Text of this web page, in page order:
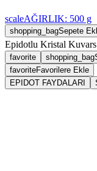
scaleAĞIRLIK: 500 g
shopping_bagSepete
Epidotlu Kristal
favorite shopping_bag
favoriteFavorilere Ekle
EPIDOT FAYDALARI